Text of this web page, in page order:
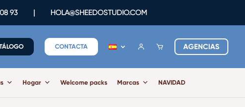
93 | HOLA@SHEEDOSTUDIO.COM
CONTACTA AGENCIAS
Hogar Welcome packs Marcas NAVIDAD